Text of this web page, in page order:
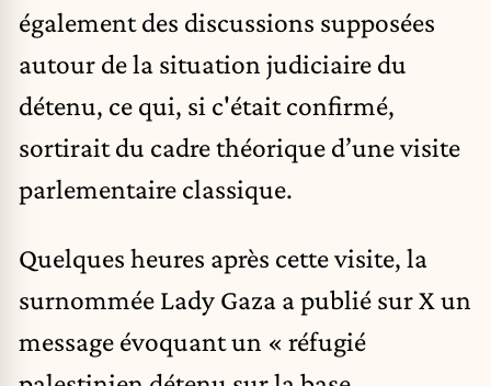
également des discussions supposées
autour de la situation judiciaire du
détenu, ce qui, si c'était confirmé,
sortirait du cadre théorique d’une visite
parlementaire classique.
Quelques heures après cette visite, la
surnommée Lady Gaza a publié sur X un
message évoquant un « réfugié